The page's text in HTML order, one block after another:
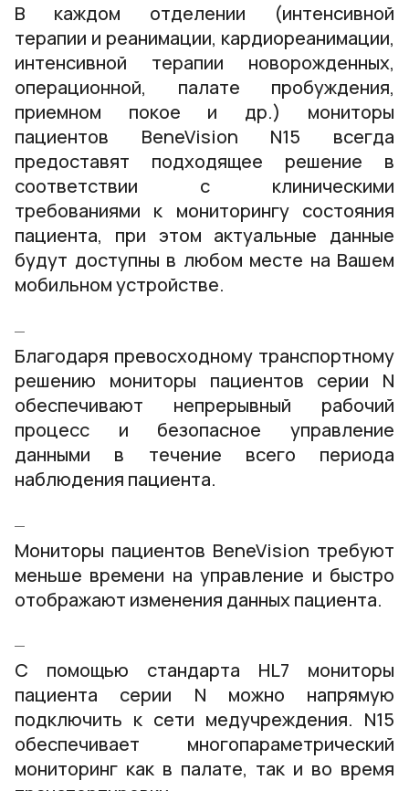
В каждом отделении (интенсивной
терапии и реанимации, кардиореанимации,
интенсивной терапии новорожденных,
операционной, палате пробуждения,
приемном покое и др.) мониторы
пациентов BeneVision N15 всегда
предоставят подходящее решение в
соответствии с клиническими
требованиями к мониторингу состояния
пациента, при этом актуальные данные
будут доступны в любом месте на Вашем
мобильном устройстве.
Благодаря превосходному транспортному
решению мониторы пациентов серии N
обеспечивают непрерывный рабочий
процесс и безопасное управление
данными в течение всего периода
наблюдения пациента.
Мониторы пациентов BeneVision требуют
меньше времени на управление и быстро
отображают изменения данных пациента.
С помощью стандарта HL7 мониторы
пациента серии N можно напрямую
подключить к сети медучреждения. N15
обеспечивает многопараметрический
мониторинг как в палате, так и во время